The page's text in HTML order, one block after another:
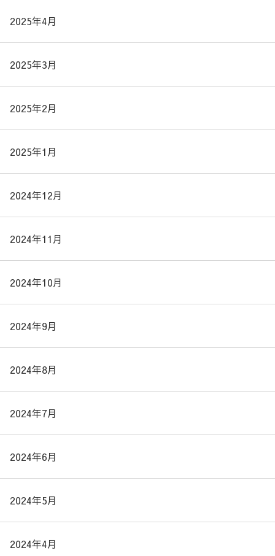
2025年4月
2025年3月
2025年2月
2025年1月
2024年12月
2024年11月
2024年10月
2024年9月
2024年8月
2024年7月
2024年6月
2024年5月
2024年4月